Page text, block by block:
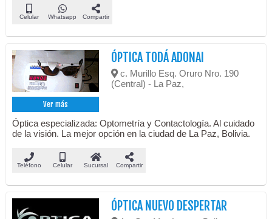
Celular Whatsapp Compartir
Ver más
ÓPTICA TODÁ ADONAI
c. Murillo Esq. Oruro Nro. 190
(Central) - La Paz,
Óptica especializada: Optometría y Contactología. Al cuidado
de la visión. La mejor opción en la ciudad de La Paz, Bolivia.
Teléfono Celular Sucursal Compartir
ÓPTICA NUEVO DESPERTAR